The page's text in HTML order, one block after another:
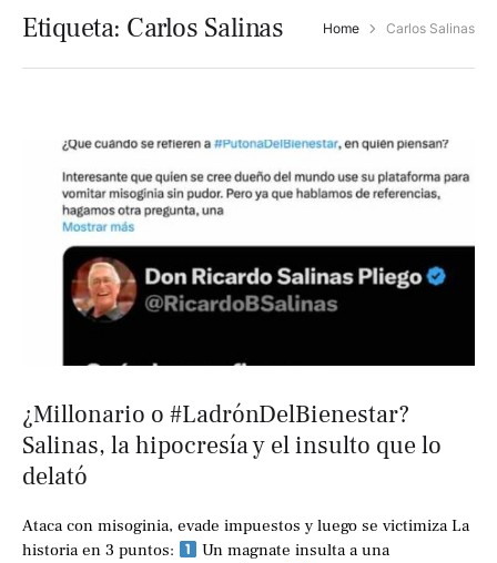
Etiqueta: Carlos Salinas Home Carlos Salinas
¿Millonario o #LadrónDelBienestar?
Salinas, la hipocresía y el insulto que lo
delató
Ataca con misoginia, evade impuestos y luego se victimiza La
historia en 3 puntos:
Un magnate insulta a una